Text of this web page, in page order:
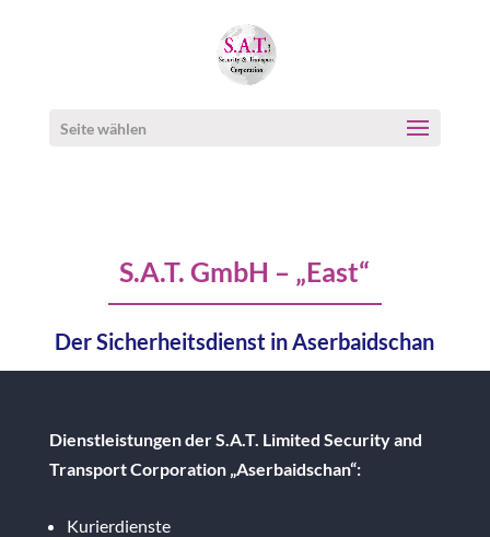
Seite wählen
S.A.T. GmbH – „East“
Der Sicherheitsdienst in Aserbaidschan
Dienstleistungen der S.A.T. Limited Security and
Transport Corporation „Aserbaidschan“:
Kurierdienste